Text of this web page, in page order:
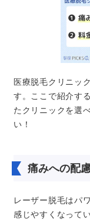
医療脱毛クリニッ
す。ここで紹介す
たクリニックを選
い！
痛みへの配
レーザー脱毛はパ
感じやすくなって